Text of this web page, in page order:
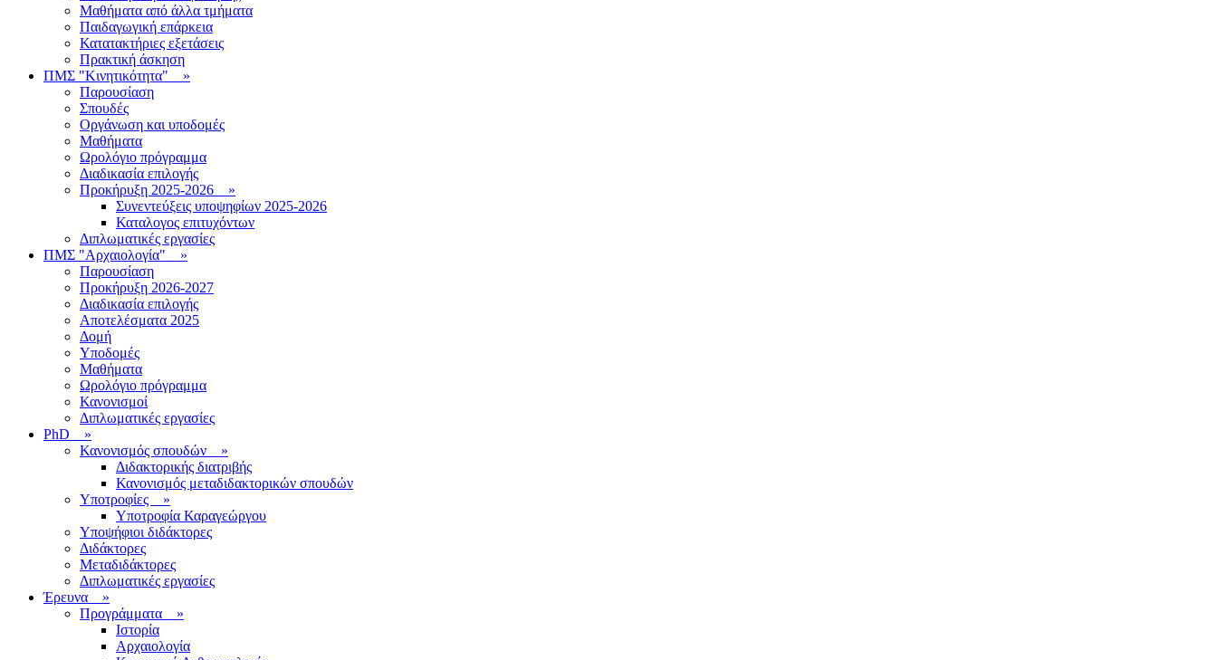
Μαθήματα από άλλα τμήματα
Παιδαγωγική επάρκεια
Κατατακτήριες εξετάσεις
Πρακτική άσκηση
ΠΜΣ "Κινητικότητα" »
Παρουσίαση
Σπουδές
Οργάνωση και υποδομές
Μαθήματα
Ωρολόγιο πρόγραμμα
Διαδικασία επιλογής
Πρoκήρυξη 2025-2026 »
Συνεντεύξεις υποψηφίων 2025-2026
Καταλογος επιτυχόντων
Διπλωματικές εργασίες
ΠΜΣ "Αρχαιολογία" »
Παρουσίαση
Προκήρυξη 2026-2027
Διαδικασία επιλογής
Αποτελέσματα 2025
Δομή
Υποδομές
Μαθήματα
Ωρολόγιο πρόγραμμα
Κανονισμοί
Διπλωματικές εργασίες
PhD »
Κανονισμός σπουδών »
Διδακτορικής διατριβής
Κανονισμός μεταδιδακτορικών σπουδών
Υποτροφίες »
Υποτροφία Καραγεώργου
Υποψήφιοι διδάκτορες
Διδάκτορες
Μεταδιδάκτορες
Διπλωματικές εργασίες
Έρευνα »
Προγράμματα »
Ιστορία
Αρχαιολογία